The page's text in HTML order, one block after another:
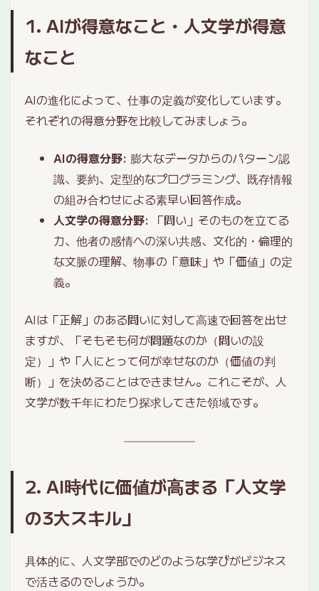
1. AIが得意なこと・人文学が得意
なこと
AIの進化によって、仕事の定義が変化しています。
それぞれの得意分野を比較してみましょう。
AIの得意分野: 膨大なデータからのパターン認
識、要約、定型的なプログラミング、既存情報
の組み合わせによる素早い回答作成。
人文学の得意分野: 「問い」そのものを立てる
力、他者の感情への深い共感、文化的・倫理的
な文脈の理解、物事の「意味」や「価値」の定
義。
AIは「正解」のある問いに対して高速で回答を出せ
ますが、「そもそも何が問題なのか（問いの設
定）」や「人にとって何が幸せなのか（価値の判
断）」を決めることはできません。これこそが、人
文学が数千年にわたり探求してきた領域です。
2. AI時代に価値が高まる「人文学
の3大スキル」
具体的に、人文学部でのどのような学びがビジネス
で活きるのでしょうか。